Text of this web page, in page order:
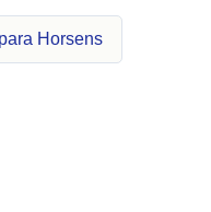
Horsens